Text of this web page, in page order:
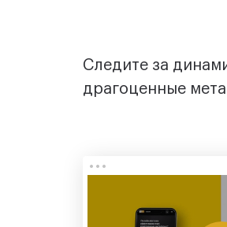
Следите за
драгоценные